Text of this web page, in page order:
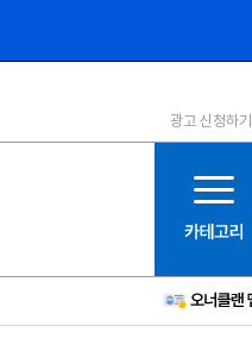
1등급
6등급
11등급
12등급
15등급
16등급
광고 신청하기